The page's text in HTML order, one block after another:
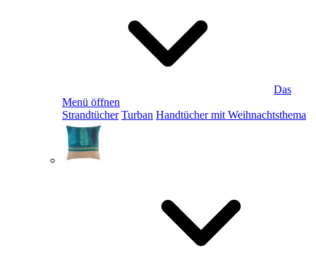
Das
Menü öffnen
Strandtücher Turban Handtücher mit Weihnachtsthema